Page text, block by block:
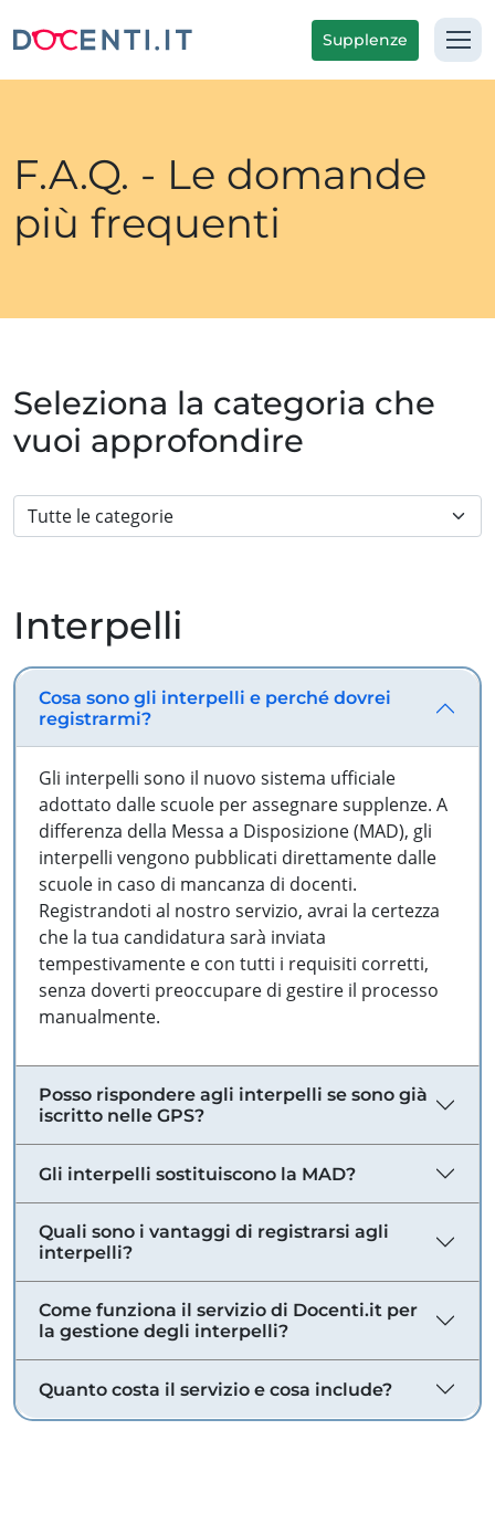
Supplenze
F.A.Q. - Le domande
più frequenti
Seleziona la categoria che
vuoi approfondire
Interpelli
Cosa sono gli interpelli e perché dovrei
registrarmi?
Gli interpelli sono il nuovo sistema ufficiale
adottato dalle scuole per assegnare supplenze. A
differenza della Messa a Disposizione (MAD), gli
interpelli vengono pubblicati direttamente dalle
scuole in caso di mancanza di docenti.
Registrandoti al nostro servizio, avrai la certezza
che la tua candidatura sarà inviata
tempestivamente e con tutti i requisiti corretti,
senza doverti preoccupare di gestire il processo
manualmente.
Posso rispondere agli interpelli se sono già
iscritto nelle GPS?
Gli interpelli sostituiscono la MAD?
Quali sono i vantaggi di registrarsi agli
interpelli?
Come funziona il servizio di Docenti.it per
la gestione degli interpelli?
Quanto costa il servizio e cosa include?